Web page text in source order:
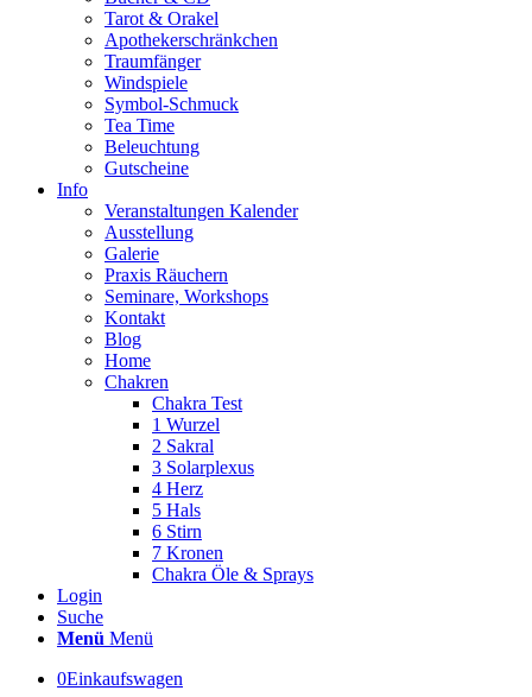
Tarot & Orakel
Apothekerschränkchen
Traumfänger
Windspiele
Symbol-Schmuck
Tea Time
Beleuchtung
Gutscheine
Info
Veranstaltungen Kalender
Ausstellung
Galerie
Praxis Räuchern
Seminare, Workshops
Kontakt
Blog
Home
Chakren
Chakra Test
1 Wurzel
2 Sakral
3 Solarplexus
4 Herz
5 Hals
6 Stirn
7 Kronen
Chakra Öle & Sprays
Login
Suche
Menü Menü
0Einkaufswagen